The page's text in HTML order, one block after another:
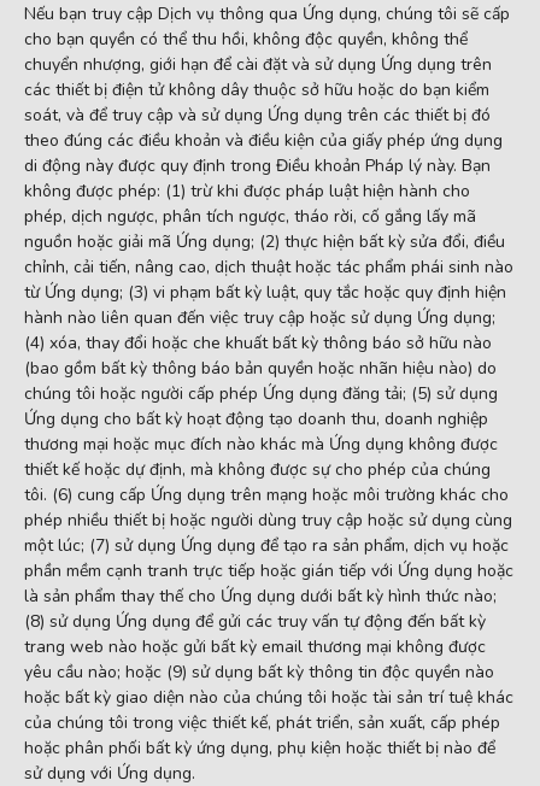
Nếu bạn truy cập Dịch vụ thông qua Ứng dụng, chúng tôi sẽ cấp
cho bạn quyền có thể thu hồi, không độc quyền, không thể
chuyển nhượng, giới hạn để cài đặt và sử dụng Ứng dụng trên
các thiết bị điện tử không dây thuộc sở hữu hoặc do bạn kiểm
soát, và để truy cập và sử dụng Ứng dụng trên các thiết bị đó
theo đúng các điều khoản và điều kiện của giấy phép ứng dụng
di động này được quy định trong Điều khoản Pháp lý này. Bạn
không được phép: (1) trừ khi được pháp luật hiện hành cho
phép, dịch ngược, phân tích ngược, tháo rời, cố gắng lấy mã
nguồn hoặc giải mã Ứng dụng; (2) thực hiện bất kỳ sửa đổi, điều
chỉnh, cải tiến, nâng cao, dịch thuật hoặc tác phẩm phái sinh nào
từ Ứng dụng; (3) vi phạm bất kỳ luật, quy tắc hoặc quy định hiện
hành nào liên quan đến việc truy cập hoặc sử dụng Ứng dụng;
(4) xóa, thay đổi hoặc che khuất bất kỳ thông báo sở hữu nào
(bao gồm bất kỳ thông báo bản quyền hoặc nhãn hiệu nào) do
chúng tôi hoặc người cấp phép Ứng dụng đăng tải; (5) sử dụng
Ứng dụng cho bất kỳ hoạt động tạo doanh thu, doanh nghiệp
thương mại hoặc mục đích nào khác mà Ứng dụng không được
thiết kế hoặc dự định, mà không được sự cho phép của chúng
tôi. (6) cung cấp Ứng dụng trên mạng hoặc môi trường khác cho
phép nhiều thiết bị hoặc người dùng truy cập hoặc sử dụng cùng
một lúc; (7) sử dụng Ứng dụng để tạo ra sản phẩm, dịch vụ hoặc
phần mềm cạnh tranh trực tiếp hoặc gián tiếp với Ứng dụng hoặc
là sản phẩm thay thế cho Ứng dụng dưới bất kỳ hình thức nào;
(8) sử dụng Ứng dụng để gửi các truy vấn tự động đến bất kỳ
trang web nào hoặc gửi bất kỳ email thương mại không được
yêu cầu nào; hoặc (9) sử dụng bất kỳ thông tin độc quyền nào
hoặc bất kỳ giao diện nào của chúng tôi hoặc tài sản trí tuệ khác
của chúng tôi trong việc thiết kế, phát triển, sản xuất, cấp phép
hoặc phân phối bất kỳ ứng dụng, phụ kiện hoặc thiết bị nào để
sử dụng với Ứng dụng.